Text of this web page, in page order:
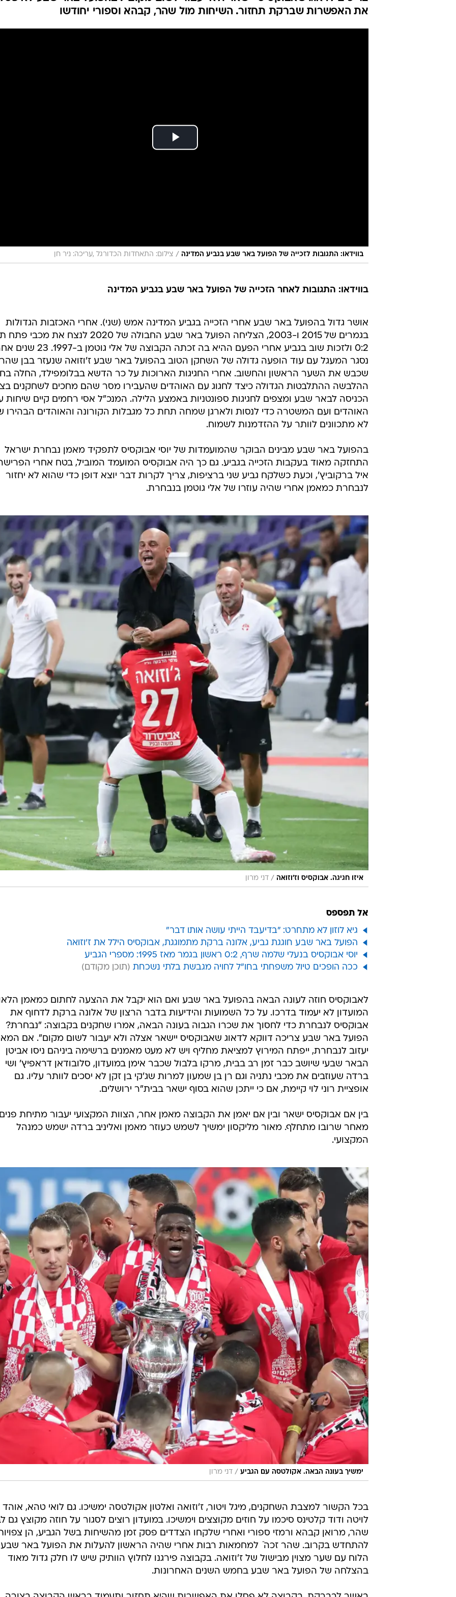
את האפשרות שברקת תחזור. השיחות מול שהר, קבהא וספורי יחודשו
בווידאו: התגובות לזכייה של הפועל באר שבע בגביע המדינה / צילום: התאחדות הכדורגל ,עריכה: ניר חן
בווידאו: התגובות לאחר הזכייה של הפועל באר שבע בגביע המדינה
אושר גדול בהפועל באר שבע אחרי הזכייה בגביע המדינה אמש (שני). אחרי האכזבות הגדולות
בגמרים של 2015 ו-2003, הצליחה הפועל באר שבע החבולה של 2020 לנצח את
0:2 ולזכות שוב בגביע אחרי הפעם ההיא בה זכתה הקבוצה של אלי גוטמן
נסגר המעגל עם עוד הופעה גדולה של השחקן הטוב בהפועל באר שבע ז'וזואה שנעזר בבן שהר
שכבש את השער הראשון והחשוב. אחרי החגיגות הארוכות על כר הדשא בבלומפילד, החלה
ההלבשה ההתלבטות הגדולה כיצד לחגוג עם האוהדים שהעבירו מסר שהם מחכים לשחקנים
הכניסה לבאר שבע ומצפים לחגיגות ספונטניות באמצע הלילה. המנכ"ל אסי רחמים קיים שיחות
האוהדים ועם המשטרה כדי לנסות ולארגן שמחה תחת כל מגבלות הקורונה והאוהדים הבהירו
לא מתכוונים לוותר על ההזדמנות לשמוח.
בהפועל באר שבע מבינים הבוקר שהמועמדות של יוסי אבוקסיס לתפקיד מאמן נבחרת ישראל
התחזקה מאוד בעקבות הזכייה בגביע. גם כך היה אבוקסיס המועמד המוביל, בטח אחרי
איל ברקוביץ', וכעת כשלקח גביע שני ברציפות, צריך לקרות דבר יוצא דופן כדי שהוא לא יחזור
לנבחרת כמאמן אחרי שהיה עוזרו של אלי גוטמן בנבחרת.
איזו חגיגה. אבוקסיס וז'וזואה / דני מרון
אל תפספס
גיא לוזון לא מתחרט: "בדיעבד הייתי עושה אותו דבר"
הפועל באר שבע חוגגת גביע, אלונה ברקת מתמוגגת, אבוקסיס הילל את ז'וזואה
יוסי אבוקסיס בנעלי שלמה שרף, 0:2 ראשון בגמר מאז 1995: מספרי הגביע
ככה הופכים טיול משפחתי בחו"ל לחויה מגבשת בלתי נשכחת
לאבוקסיס חוזה לעונה הבאה בהפועל באר שבע ואם הוא יקבל את ההצעה לחתום כמאמן
המועדון לא יעמוד בדרכו. על כל השמועות והידיעות בדבר הרצון של אלונה ברקת לדחוף את
אבוקסיס לנבחרת כדי לחסוך את שכרו הגבוה בעונה הבאה, אמרו שחקנים בקבוצה: "נבחרת?
הפועל באר שבע צריכה דווקא לדאוג שאבוקסיס יישאר אצלה ולא יעבור לשום מקום". אם
יעזוב לנבחרת, ייפתח המירוץ למציאת מחליף ויש לא מעט מאמנים ברשימה ביניהם ניסו אביטן
הבאר שבעי שיושב כבר זמן רב בבית, מרקו בלבול שכבר אימן במועדון, סלובודאן דראפיץ' ושי
ברדה שעוזבים את מכבי נתניה וגם רן בן שמעון למרות שג'קי בן זקן לא יסכים לוותר עליו. גם
אופציית רוני לוי קיימת, אם כי ייתכן שהוא בסוף ישאר בבית"ר ירושלים.
בין אם אבוקסיס ישאר ובין אם יאמן את הקבוצה מאמן אחר, הצוות המקצועי יעבור מתיחת
מאחר שרובו מתחלף. מאור מליקסון ימשיך לשמש כעוזר מאמן ואליניב ברדה ישמש כמנהל
המקצועי.
ימשיך בעונה הבאה. אקולטסה עם הגביע / דני מרון
בכל הקשור למצבת השחקנים, מיגל ויטור, ז'וזואה ואלטון אקולטסה ימשיכו. גם לואי טהא, אוהד
לויטה ודוד קלטינס סיכמו על חוזים מקוצצים וימשיכו. במועדון רוצים לסגור על חוזה מקוצץ גם
שהר, מרואן קבהא ורמזי ספורי ואחרי שלקחו הצדדים פסק זמן מהשיחות בשל הגביע, הן
להתחדש בקרוב. שהר זכה ֿ למחמאות רבות אחרי שהיה הראשון להעלות את הפועל באר
הלוח עם שער מצוין מבישול של ז'וזואה. בקבוצה פירגנו לחלוץ הוותיק שיש לו חלק גדול מאוד
בהצלחה של הפועל באר שבע בחמש השנים האחרונות.